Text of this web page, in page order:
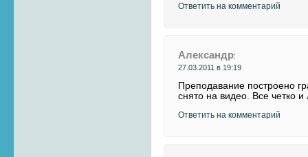
Ответить на комментарий
Александр:
27.03.2011 в 19:19
Преподавание построено
снято на видео. Все четко и
Ответить на комментарий